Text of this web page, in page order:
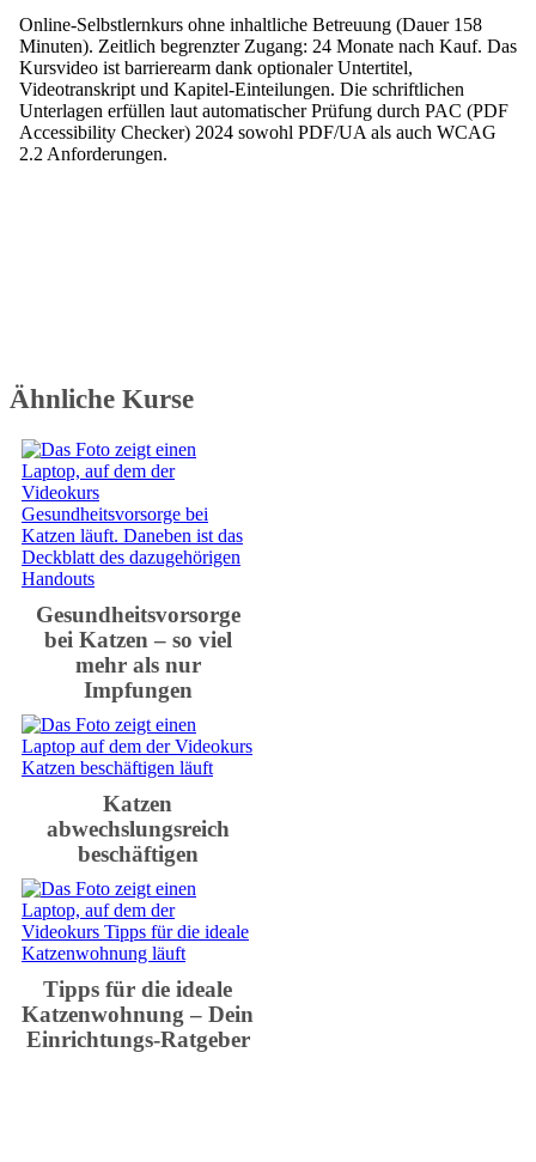
Online-Selbstlernkurs ohne inhaltliche Betreuung (Dauer 158
Minuten). Zeitlich begrenzter Zugang: 24 Monate nach Kauf. Das
Kursvideo ist barrierearm dank optionaler Untertitel,
Videotranskript und Kapitel-Einteilungen. Die schriftlichen
Unterlagen erfüllen laut automatischer Prüfung durch PAC (PDF
Accessibility Checker) 2024 sowohl PDF/UA als auch WCAG
2.2 Anforderungen.
Ähnliche Kurse
Gesundheitsvorsorge
bei Katzen – so viel
mehr als nur
Impfungen
Katzen
abwechslungsreich
beschäftigen
Tipps für die ideale
Katzenwohnung – Dein
Einrichtungs-Ratgeber